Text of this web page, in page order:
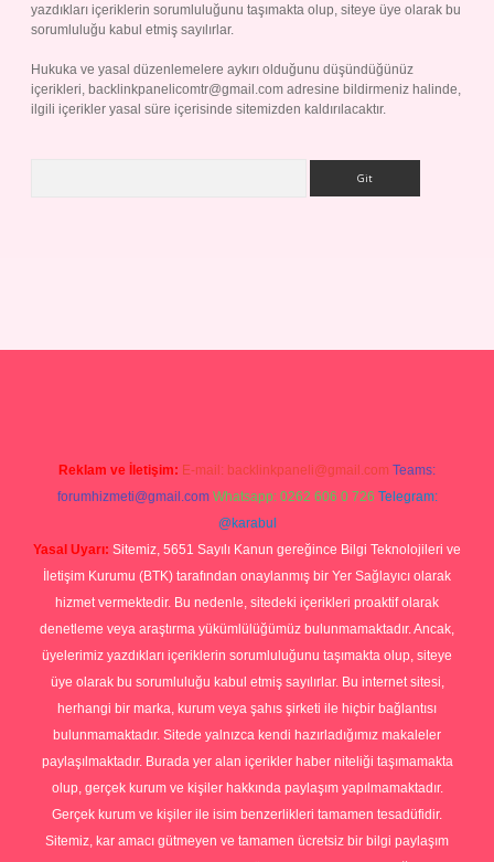
yazdıkları içeriklerin sorumluluğunu taşımakta olup, siteye üye olarak bu
sorumluluğu kabul etmiş sayılırlar.
Hukuka ve yasal düzenlemelere aykırı olduğunu düşündüğünüz
içerikleri, backlinkpanelicomtr@gmail.com adresine bildirmeniz halinde,
ilgili içerikler yasal süre içerisinde sitemizden kaldırılacaktır.
Reklam ve İletişim: E-mail: backlinkpaneli@gmail.com Teams:
forumhizmeti@gmail.com Whatsapp: 0262 606 0 726 Telegram:
@karabul
Yasal Uyarı: Sitemiz, 5651 Sayılı Kanun gereğince Bilgi Teknolojileri ve
İletişim Kurumu (BTK) tarafından onaylanmış bir Yer Sağlayıcı olarak
hizmet vermektedir. Bu nedenle, sitedeki içerikleri proaktif olarak
denetleme veya araştırma yükümlülüğümüz bulunmamaktadır. Ancak,
üyelerimiz yazdıkları içeriklerin sorumluluğunu taşımakta olup, siteye
üye olarak bu sorumluluğu kabul etmiş sayılırlar. Bu internet sitesi,
herhangi bir marka, kurum veya şahıs şirketi ile hiçbir bağlantısı
bulunmamaktadır. Sitede yalnızca kendi hazırladığımız makaleler
paylaşılmaktadır. Burada yer alan içerikler haber niteliği taşımamakta
olup, gerçek kurum ve kişiler hakkında paylaşım yapılmamaktadır.
Gerçek kurum ve kişiler ile isim benzerlikleri tamamen tesadüfidir.
Sitemiz, kar amacı gütmeyen ve tamamen ücretsiz bir bilgi paylaşım